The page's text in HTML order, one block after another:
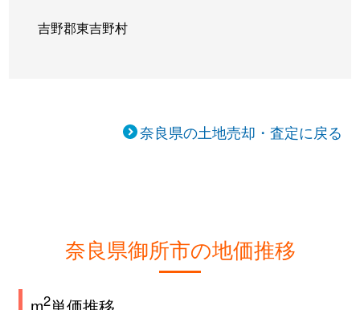
吉野郡東吉野村
奈良県の土地売却・査定に戻る
奈良県御所市の地価推移
m2単価推移